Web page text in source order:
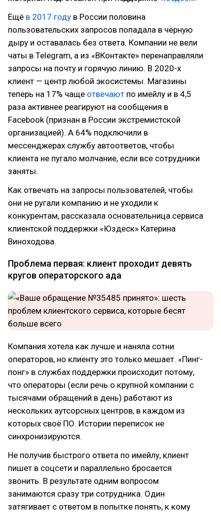
Ещё в 2017 году в России половина
пользовательских запросов попадала в чёрную
дыру и оставалась без ответа. Компании не вели
чаты в Telegram, а из «ВКонтакте» перенаправляли
запросы на почту и горячую линию. В 2020-х
клиент — центр любой экосистемы. Магазины
теперь на 17% чаще отвечают по имейлу и в 4,5
раза активнее реагируют на сообщения в
Facebook (признан в России экстремистской
организацией). А 64% подключили в
мессенджерах службу автоответов, чтобы
клиента не пугало молчание, если все сотрудники
заняты.
Как отвечать на запросы пользователей, чтобы
они не ругали компанию и не уходили к
конкурентам, рассказала основательница сервиса
клиентской поддержки «Юздеск» Катерина
Виноходова.
Проблема первая: клиент проходит девять
кругов операторского ада
Компания хотела как лучше и наняла сотни
операторов, но клиенту это только мешает. «Пинг-
понг» в службах поддержки происходит потому,
что операторы (если речь о крупной компании с
тысячами обращений в день) работают из
нескольких аутсорсных центров, в каждом из
которых своё ПО. Истории переписок не
синхронизируются.
Не получив быстрого ответа по имейлу, клиент
пишет в соцсети и параллельно бросается
звонить. В результате одним вопросом
занимаются сразу три сотрудника. Один
затягивает с ответом в попытке понять, к кому